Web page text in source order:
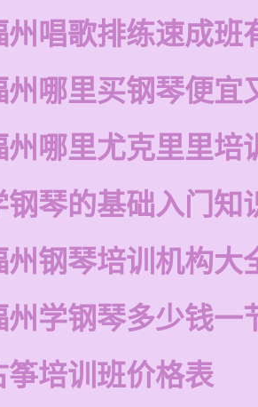
州唱歌排练速成班
州哪里买钢琴便宜
州哪里尤克里里培
钢琴的基础入门知
州钢琴培训机构大
州学钢琴多少钱一
筝培训班价格表